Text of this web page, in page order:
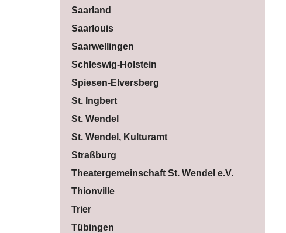
Saarland
Saarlouis
Saarwellingen
Schleswig-Holstein
Spiesen-Elversberg
St. Ingbert
St. Wendel
St. Wendel, Kulturamt
Straßburg
Theatergemeinschaft St. Wendel e.V.
Thionville
Trier
Tübingen